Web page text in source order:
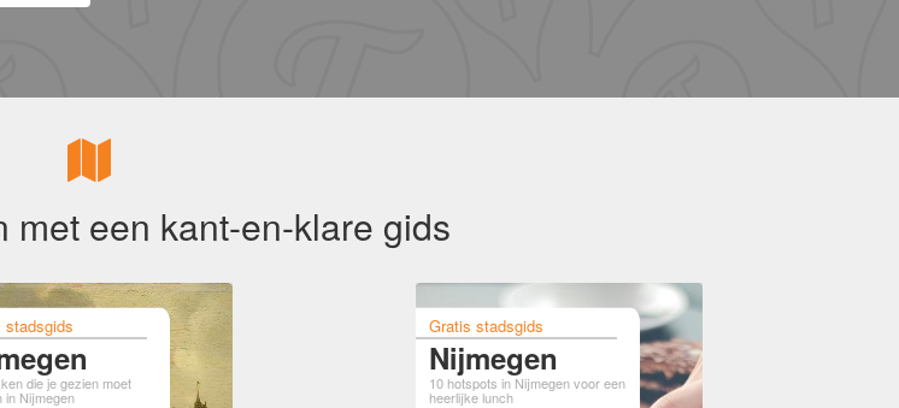
met een kant-en-klare gids
stadsgids
die je gezien moet
in Nijmegen
Gratis stadsgids
Nijmegen
10 hotspots in Nijmegen voor een
heerlijke lunch